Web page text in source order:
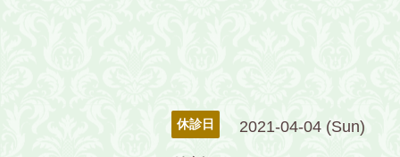
休診日 2021-04-04 (Sun)